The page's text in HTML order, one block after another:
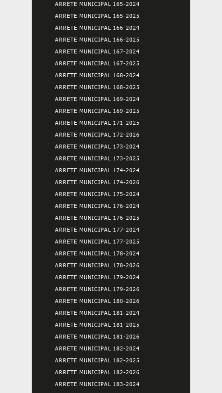
ARRETE MUNICIPAL 165-2024
ARRETE MUNICIPAL 165-2025
ARRETE MUNICIPAL 166-2024
ARRETE MUNICIPAL 166-2025
ARRETE MUNICIPAL 167-2024
ARRETE MUNICIPAL 167-2025
ARRETE MUNICIPAL 168-2024
ARRETE MUNICIPAL 168-2025
ARRETE MUNICIPAL 169-2024
ARRETE MUNICIPAL 169-2025
ARRETE MUNICIPAL 171-2025
ARRETE MUNICIPAL 172-2026
ARRETE MUNICIPAL 173-2024
ARRETE MUNICIPAL 173-2025
ARRETE MUNICIPAL 174-2024
ARRETE MUNICIPAL 174-2026
ARRETE MUNICIPAL 175-2024
ARRETE MUNICIPAL 176-2024
ARRETE MUNICIPAL 176-2025
ARRETE MUNICIPAL 177-2024
ARRETE MUNICIPAL 177-2025
ARRETE MUNICIPAL 178-2024
ARRETE MUNICIPAL 178-2026
ARRETE MUNICIPAL 179-2024
ARRETE MUNICIPAL 179-2026
ARRETE MUNICIPAL 180-2026
ARRETE MUNICIPAL 181-2024
ARRETE MUNICIPAL 181-2025
ARRETE MUNICIPAL 181-2026
ARRETE MUNICIPAL 182-2024
ARRETE MUNICIPAL 182-2025
ARRETE MUNICIPAL 182-2026
ARRETE MUNICIPAL 183-2024